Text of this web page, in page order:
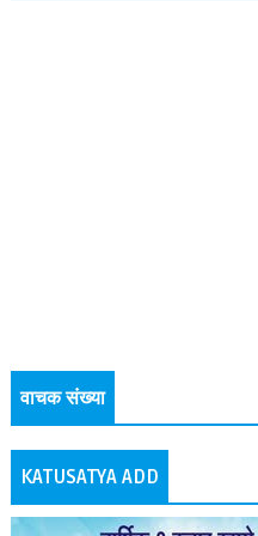
वाचक संख्या
KATUSATYA ADD